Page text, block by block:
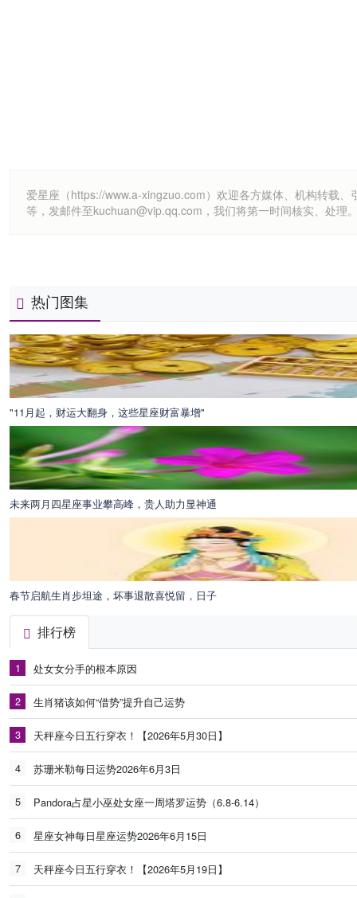
爱星座（https://www.a-xingzuo.com）欢迎各方媒体、机构转载
等，发邮件至kuchuan@vip.qq.com，我们将第一时间核实、处理
热门图集
"11月起，财运大翻身，这些星座财富暴增"
未来两月四星座事业攀高峰，贵人助力显神通
春节启航生肖步坦途，坏事退散喜悦留，日子
排行榜
1 处女女分手的根本原因
2 生肖猪该如何“借势”提升自己运势
3 天秤座今日五行穿衣！【2026年5月30日】
4 苏珊米勒每日运势2026年6月3日
5 Pandora占星小巫处女座一周塔罗运势（6.8-6.14）
6 星座女神每日星座运势2026年6月15日
7 天秤座今日五行穿衣！【2026年5月19日】